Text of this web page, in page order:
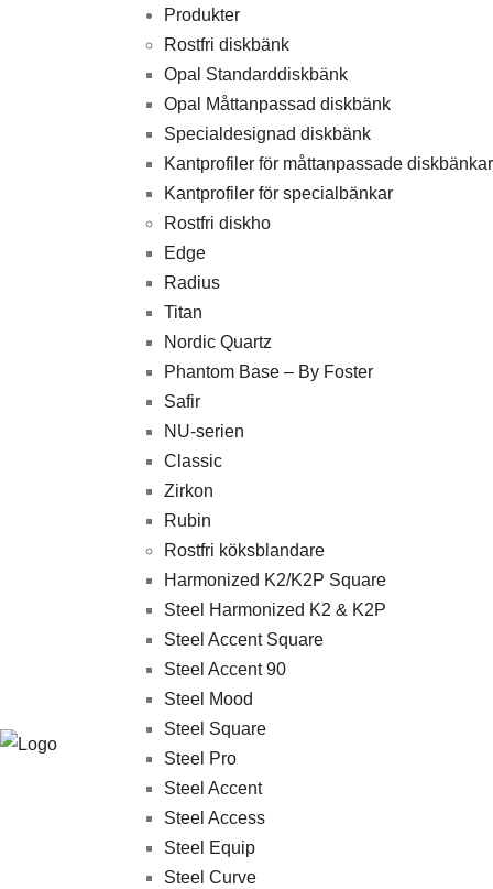
Produkter
Rostfri diskbänk
Opal Standarddiskbänk
Opal Måttanpassad diskbänk
Specialdesignad diskbänk
Kantprofiler för måttanpassade diskbänkar
Kantprofiler för specialbänkar
Rostfri diskho
Edge
Radius
Titan
Nordic Quartz
Phantom Base – By Foster
Safir
NU-serien
Classic
Zirkon
Rubin
Rostfri köksblandare
Harmonized K2/K2P Square
Steel Harmonized K2 & K2P
Steel Accent Square
Steel Accent 90
Steel Mood
Steel Square
Steel Pro
Steel Accent
Steel Access
Steel Equip
Steel Curve